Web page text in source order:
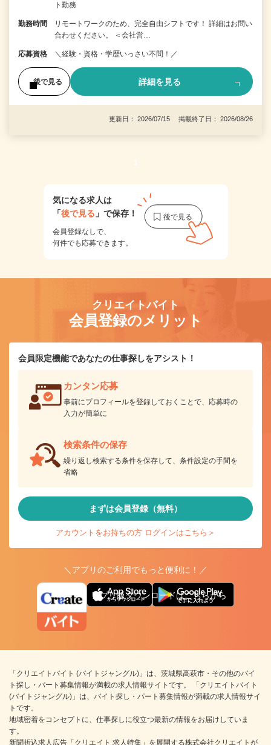
ト勤務
勤務時間
リモートワークのため、完全自由シフトです！ 詳細はお問い
合わせください。 ＜会社営…
応募資格 ＼経験・資格・学歴いっさい不問！／
後で見る 詳細を見る
更新日： 2026/07/15 掲載終了日： 2026/08/26
1
気になる求人は
「後で見る 」で保存！
会員登録なしで、
何件でも応募できます。
クリエイトバイト
会員登録のメリット
会員限定機能であなたの仕事探しをアシスト！
カンタン応募
事前にプロフィールを登録しておくことで、応募時の
入力が簡単に
検索条件の保存
繰り返し検索する条件を保存して、条件設定の手間を
省略
まずは会員登録（無料）
アカウントをお持ちの方 ログインはこちら＞
＼アプリのご利用でもっと便利に！／
アプリ版ダウンロードはこちらから
「クリエイトバイト (バイトジャングル)」は、茨城県高萩市・その他のバイ
ト探し・パート募集情報が満載の求人情報サイトです。 「クリエイトバイト
(バイトジャングル)」は、バイト探し・パート募集情報が満載の求人情報サイ
トです。
地域密着をコンセプトに、仕事探しに役立つ最新の情報をお届けしていま
す。
新聞折込求人広告「クリエイト 求人特集」を展開する株式会社クリエイトが